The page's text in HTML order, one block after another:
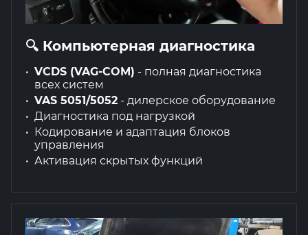
🔍 Компьютерная диагностика
VCDS (VAG-COM) - полная диагностика
всех систем
VAS 5051/5052- дилерское оборудование
Диагностика под нагрузкой
Кодирование и адаптация блоков
управления
Активация скрытых функций